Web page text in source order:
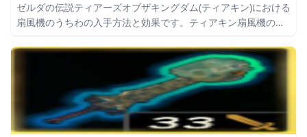
ゼルダの伝説ティアーズオブザキングダム(ティアキン)における
扇風機のうちわの入手方法と効果です。ティアキン扇風機のう
いても掲載しています。